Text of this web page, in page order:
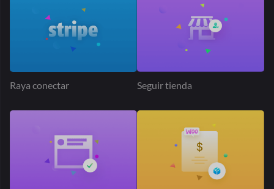
Geolocalización
Posicionamiento SEO
El tiempo de entrega Complemento de producto